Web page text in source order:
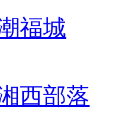
福城
西部落